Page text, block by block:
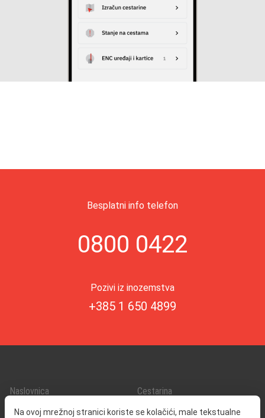
Na ovoj mrežnoj stranici koriste se kolačići, male tekstualne
Besplatni info telefon
0800 0422
Pozivi iz inozemstva
+385 1 650 4899
Naslovnica
O nama
Cestarina
Promet i sigurnost